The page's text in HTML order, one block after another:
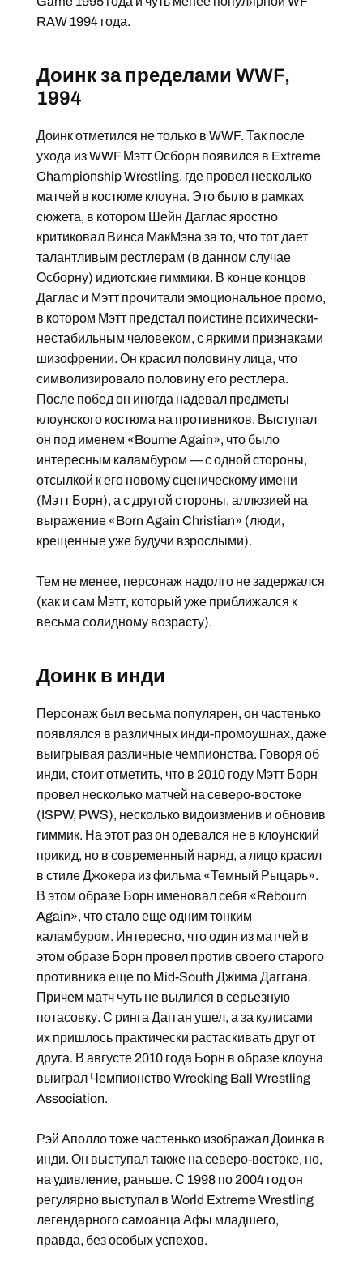
RAW 1994 года.
Доинк за пределами WWF,
1994
Доинк отметился не только в WWF. Так после
ухода из WWF Мэтт Осборн появился в Extreme
Championship Wrestling, где провел несколько
матчей в костюме клоуна. Это было в рамках
сюжета, в котором Шейн Даглас яростно
критиковал Винса МакМэна за то, что тот дает
талантливым рестлерам (в данном случае
Осборну) идиотские гиммики. В конце концов
Даглас и Мэтт прочитали эмоциональное промо,
в котором Мэтт предстал поистине психически-
нестабильным человеком, с яркими признаками
шизофрении. Он красил половину лица, что
символизировало половину его рестлера.
После побед он иногда надевал предметы
клоунского костюма на противников. Выступал
он под именем «Bourne Again», что было
интересным каламбуром — с одной стороны,
отсылкой к его новому сценическому имени
(Мэтт Борн), а с другой стороны, аллюзией на
выражение «Born Again Christian» (люди,
крещенные уже будучи взрослыми).
Тем не менее, персонаж надолго не задержался
(как и сам Мэтт, который уже приближался к
весьма солидному возрасту).
Доинк в инди
Персонаж был весьма популярен, он частенько
появлялся в различных инди-промоушнах, даже
выигрывая различные чемпионства. Говоря об
инди, стоит отметить, что в 2010 году Мэтт Борн
провел несколько матчей на северо-востоке
(ISPW, PWS), несколько видоизменив и обновив
гиммик. На этот раз он одевался не в клоунский
прикид, но в современный наряд, а лицо красил
в стиле Джокера из фильма «Темный Рыцарь».
В этом образе Борн именовал себя «Rebourn
Again», что стало еще одним тонким
каламбуром. Интересно, что один из матчей в
этом образе Борн провел против своего старого
противника еще по Mid-South Джима Даггана.
Причем матч чуть не вылился в серьезную
потасовку. С ринга Дагган ушел, а за кулисами
их пришлось практически растаскивать друг от
друга. В августе 2010 года Борн в образе клоуна
выиграл Чемпионство Wrecking Ball Wrestling
Association.
Рэй Аполло тоже частенько изображал Доинка в
инди. Он выступал также на северо-востоке, но,
на удивление, раньше. С 1998 по 2004 год он
регулярно выступал в World Extreme Wrestling
легендарного самоанца Афы младшего,
правда, без особых успехов.